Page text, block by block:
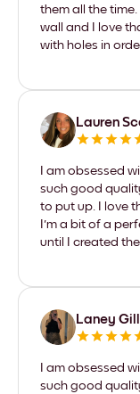
them all the
wall and I love
with holes in
Lauren
I am obsessed
such good
to put up. I love
I'm a bit of a
until I created
Laney Gill
I am obsessed
such good